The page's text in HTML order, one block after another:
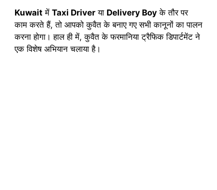
Kuwait में Taxi Driver या Delivery Boy के तौर पर
काम करते हैं, तो आपको कुवैत के बनाए गए सभी कानूनों का पालन
करना होगा। हाल ही में, कुवैत के फरमानिया ट्रैफिक डिपार्टमेंट ने
एक विशेष अभियान चलाया है।